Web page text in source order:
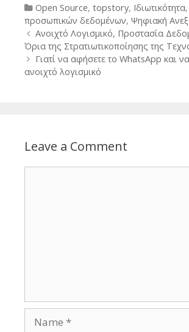
Categories
Open Source, topstory, Ιδιωτικότητα,
προσωπικών δεδομένων, Ψηφιακή
Post
navigation
Ανοιχτό Λογισμικό, Προστασία
Όρια της Στρατιωτικοποίησης της
Γιατί να αφήσετε το WhatsApp και
ανοιχτό λογισμικό
Leave a Comment